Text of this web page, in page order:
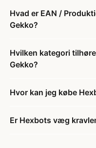
Hvad er EAN /
Gekko?
Hvilken kategori
Gekko?
Hvor kan jeg købe
Er Hexbots væg